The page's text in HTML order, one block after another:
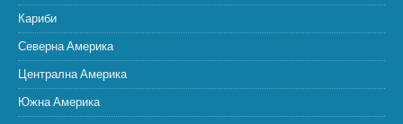
Кариби
Северна Америка
Централна Америка
Южна Америка